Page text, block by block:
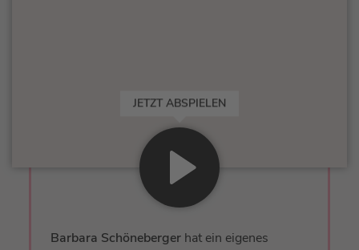
JETZT ABSPIELEN
Barbara Schöneberger hat ein eigenes